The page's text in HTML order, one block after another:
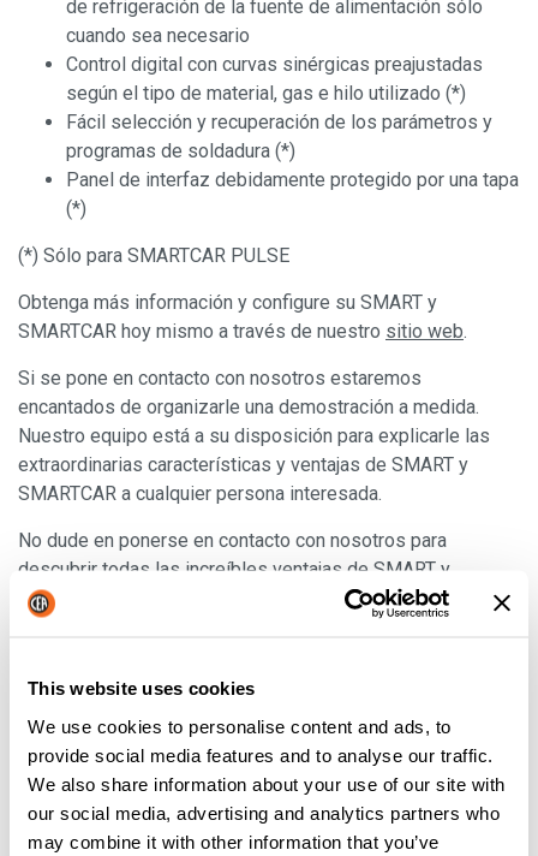
This website uses cookies
We use cookies to personalise content and ads, to
provide social media features and to analyse our traffic.
We also share information about your use of our site with
our social media, advertising and analytics partners who
may combine it with other information that you’ve
de refrigeración de la fuente de alimentación sólo
cuando sea necesario
Control digital con curvas sinérgicas preajustadas
según el tipo de material, gas e hilo utilizado (*)
Fácil selección y recuperación de los parámetros y
programas de soldadura (*)
Panel de interfaz debidamente protegido por una tapa
(*)
(*) Sólo para SMARTCAR PULSE
Obtenga más información y configure su SMART y
SMARTCAR hoy mismo a través de nuestro sitio web.
Si se pone en contacto con nosotros estaremos
encantados de organizarle una demostración a medida.
Nuestro equipo está a su disposición para explicarle las
extraordinarias características y ventajas de SMART y
SMARTCAR a cualquier persona interesada.
No dude en ponerse en contacto con nosotros para
descubrir todas las increíbles ventajas de SMART y
SMARTCAR.
PREVIO PRÓXIMO
Últimas noticias